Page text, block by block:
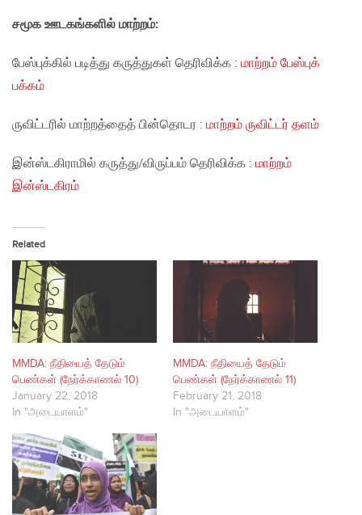
சமூக ஊடகங்களில் மாற்றம்:
பேஸ்புக்கில் படித்து கருத்துகள் தெரிவிக்க : மாற்றம் பேஸ்புக்
பக்கம்
ருவிட்டரில் மாற்றத்தைத் பின்தொடர : மாற்றம் ருவிட்டர் தளம்
இன்ஸ்டகிராமில் கருத்து/விருப்பம் தெரிவிக்க : மாற்றம்
இன்ஸ்டகிரம்
Related
MMDA: நீதியைத் தேடும்
பெண்கள் (நேர்க்காணல் 10)
January 22, 2018
In "அடையாளம்"
MMDA: நீதியைத் தேடும்
பெண்கள் (நேர்க்காணல் 11)
February 21, 2018
In "அடையாளம்"